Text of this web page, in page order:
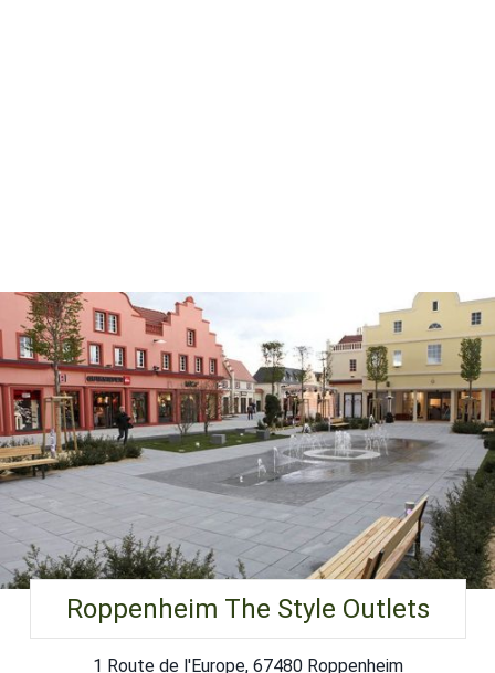
Roppenheim The Style Outlets
1 Route de l'Europe, 67480 Roppenheim